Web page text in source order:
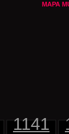
MAPA
1141